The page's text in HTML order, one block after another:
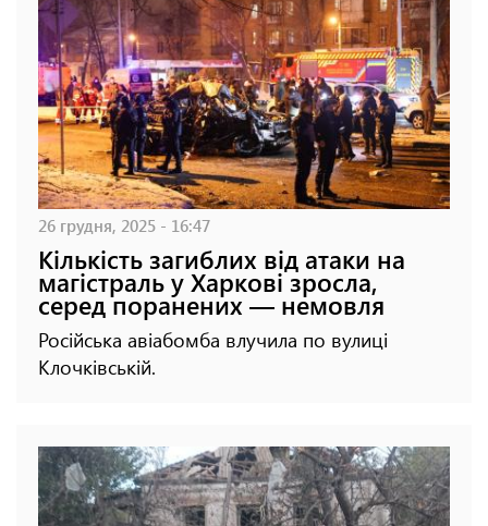
26 грудня, 2025 - 16:47
Кількість загиблих від атаки на
магістраль у Харкові зросла,
серед поранених — немовля
Російська авіабомба влучила по вулиці
Клочківській.